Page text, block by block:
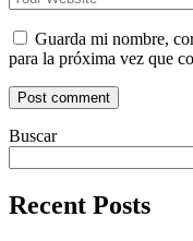
Guarda mi nombre,
para la próxima vez que
Buscar
Recent Posts